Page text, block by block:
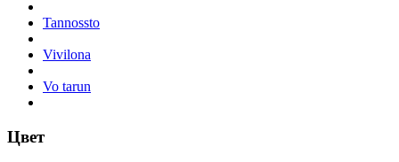
Tannossto
Vivilona
Vo tarun
Цвет